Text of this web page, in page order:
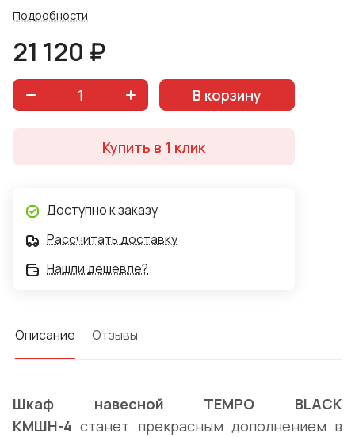
где ничего прятать не надо, а надо разместить
Цветовое исполнение "Камыш" и "Королевский орех".
Подробности
21 120 ₽
В корзину
Купить в 1 клик
Доступно к заказу
Рассчитать доставку
Нашли дешевле?
Описание Отзывы
Шкаф навесной TEMPO BLACK
КМШН-4станет прекрасным дополнением в